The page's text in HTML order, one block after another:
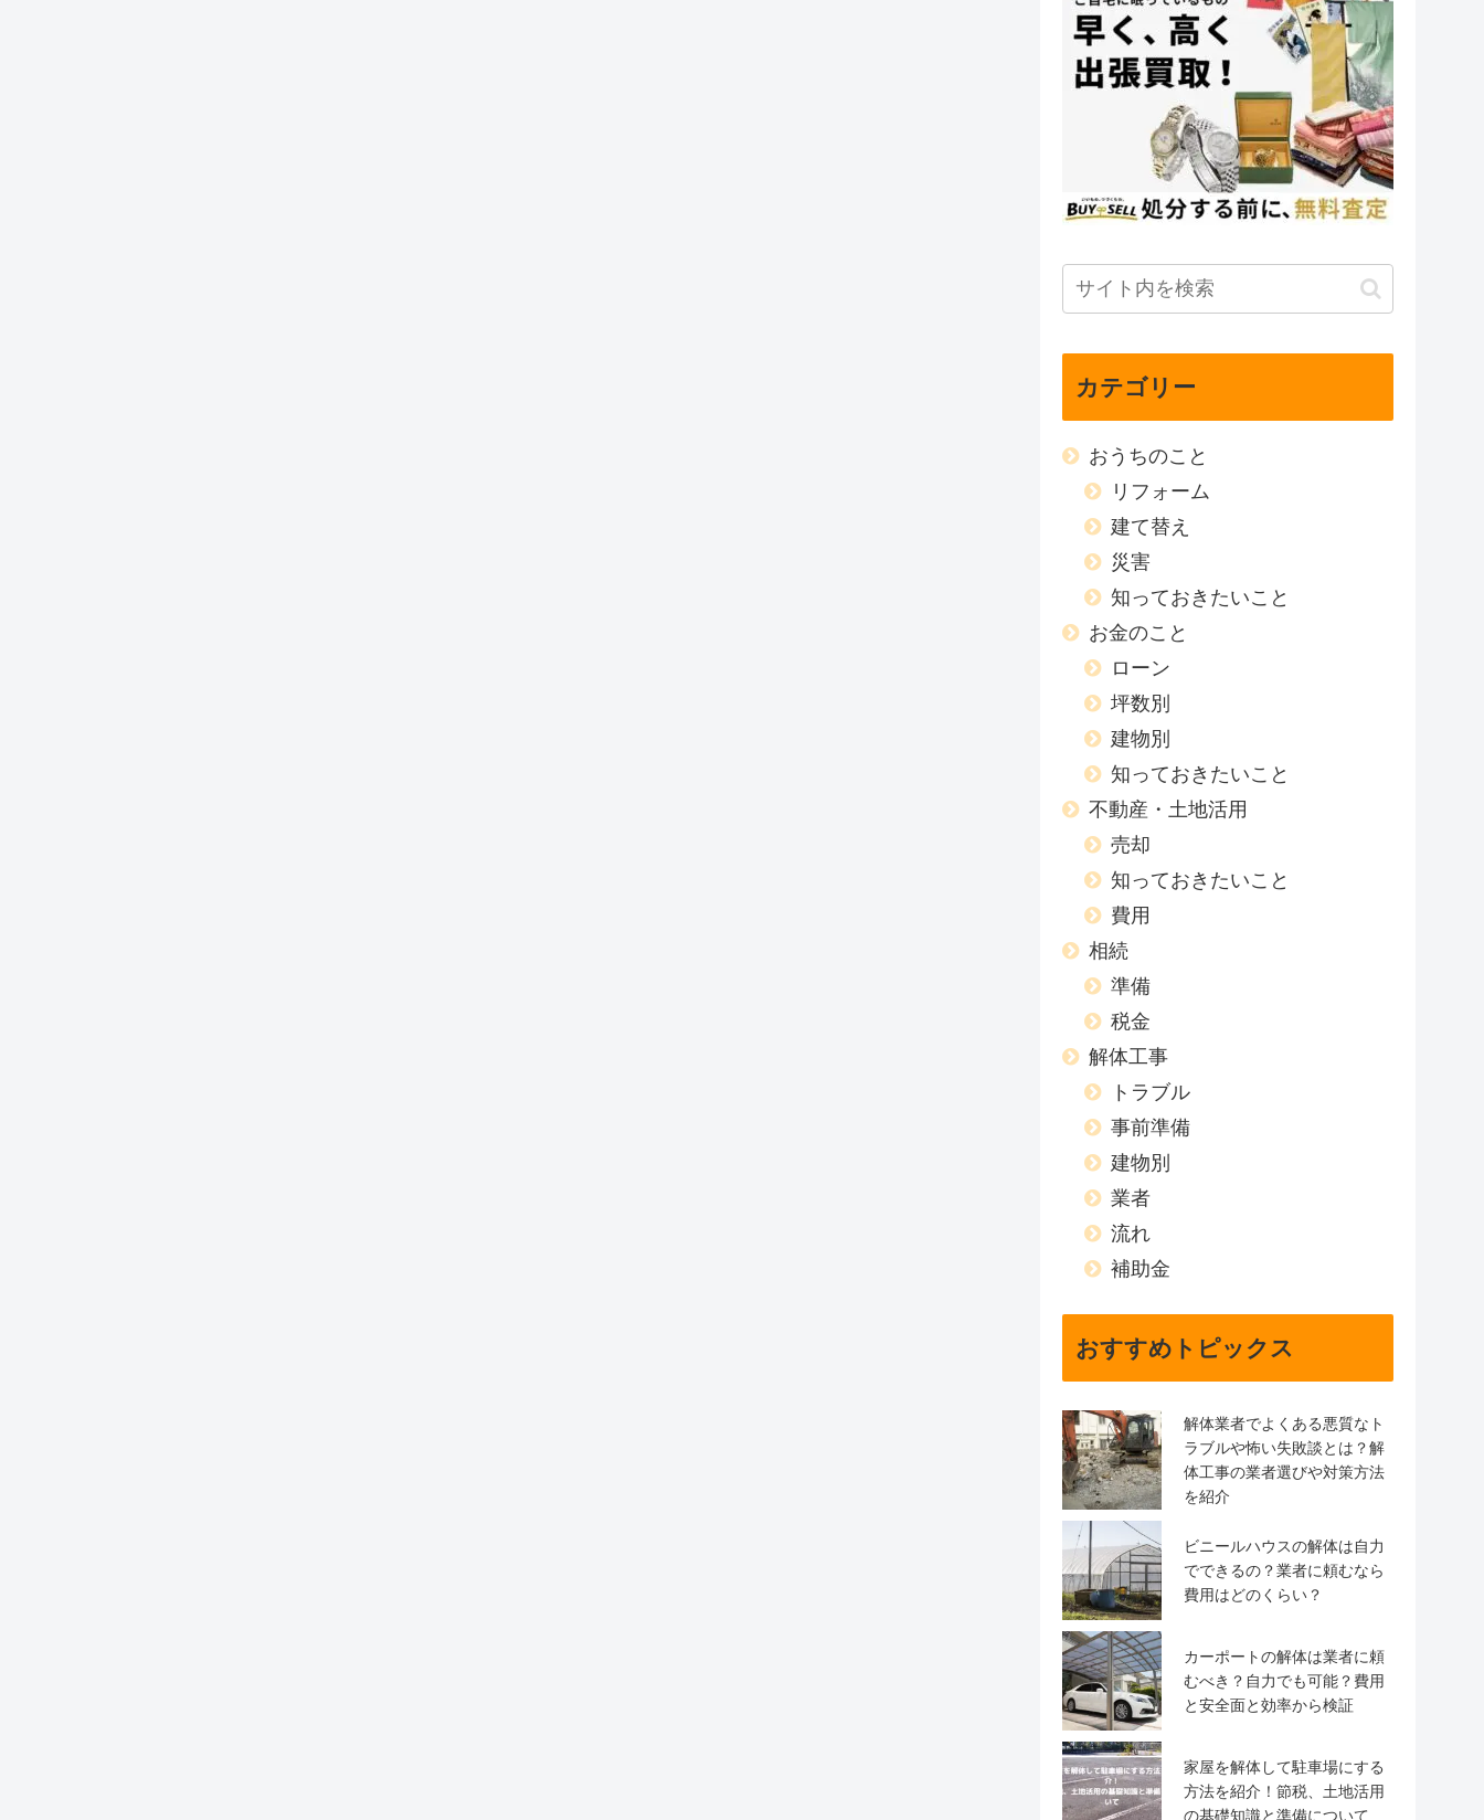
カテゴリー
おうちのこと
リフォーム
建て替え
災害
知っておきたいこと
お金のこと
ローン
坪数別
建物別
知っておきたいこと
不動産・土地活用
売却
知っておきたいこと
費用
相続
準備
税金
解体工事
トラブル
事前準備
建物別
業者
流れ
補助金
おすすめトピックス
解体業者でよくある悪質なト
ラブルや怖い失敗談とは？解
体工事の業者選びや対策方法
を紹介
ビニールハウスの解体は自力
でできるの？業者に頼むなら
費用はどのくらい？
カーポートの解体は業者に頼
むべき？自力でも可能？費用
と安全面と効率から検証
家屋を解体して駐車場にする
方法を紹介！節税、土地活用
の基礎知識と準備について